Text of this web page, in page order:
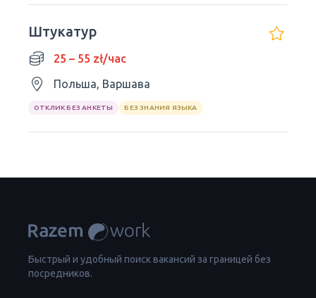
Штукатур
25 – 55 zł/час
Польша, Варшава
ОТКЛИК БЕЗ АНКЕТЫ БЕЗ ЗНАНИЯ ЯЗЫКА
Быстрый и удобный поиск вакансий за границей без
посредников.